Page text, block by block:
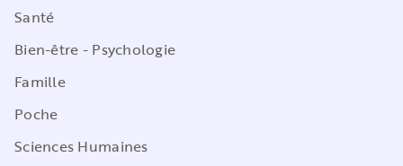
Santé
Bien-être - Psychologie
Famille
Poche
Sciences Humaines